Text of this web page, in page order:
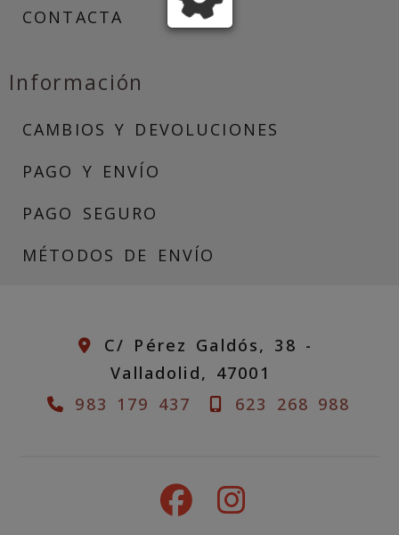
CONTACTA
Información
CAMBIOS Y DEVOLUCIONES
PAGO Y ENVÍO
PAGO SEGURO
MÉTODOS DE ENVÍO
C/ Pérez Galdós, 38 -
Valladolid, 47001
983 179 437
623 268 988